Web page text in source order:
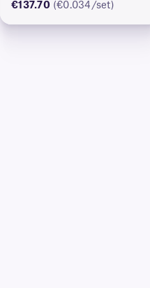
€137.70 (€0.034/set)